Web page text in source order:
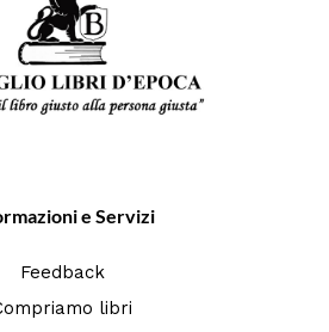
e Servizi
Feedback
libri